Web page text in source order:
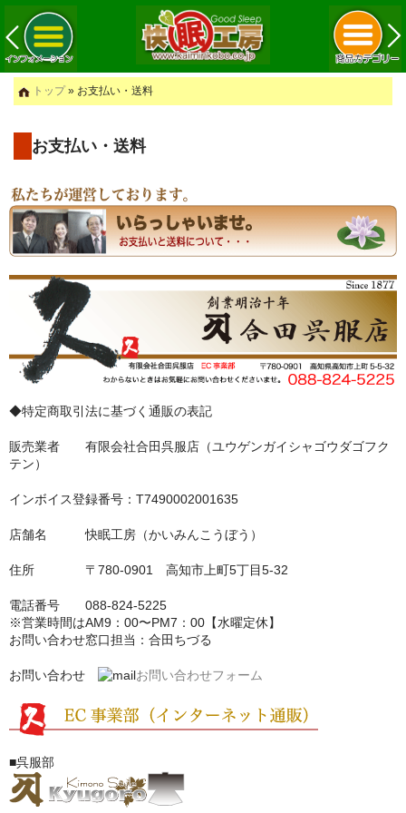
トップ» お支払い・送料
お支払い・送料
◆特定商取引法に基づく通販の表記
販売業者 有限会社合田呉服店（ユウゲンガイシャゴウダゴフク
テン）
インボイス登録番号：T7490002001635
店舗名 快眠工房（かいみんこうぼう）
住所 〒780-0901 高知市上町5丁目5-32
電話番号 088-824-5225
※営業時間はAM9：00〜PM7：00【水曜定休】
お問い合わせ窓口担当：合田ちづる
お問い合わせ お問い合わせフォーム
■呉服部